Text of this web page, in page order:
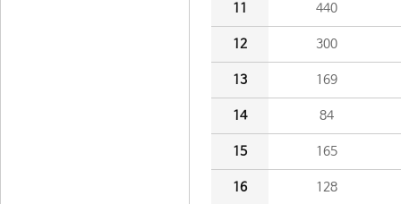
11 440
12 300
13 169
14 84
15 165
16 128